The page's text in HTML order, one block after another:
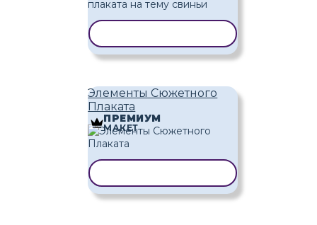
Элементы Сюжетного
Плаката
ПРЕМИУМ
МАКЕТ